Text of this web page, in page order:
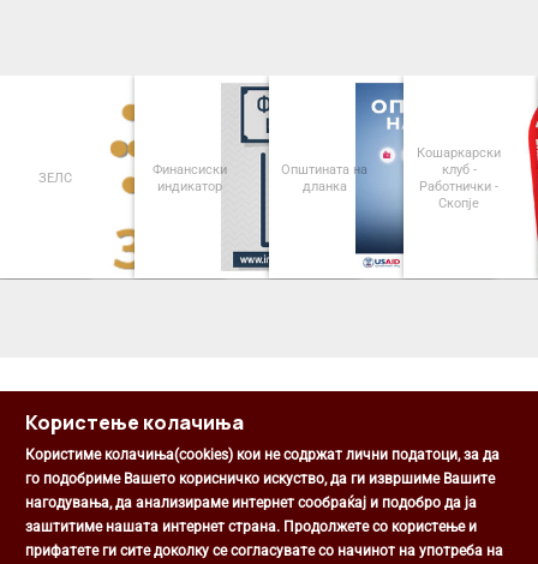
ЗЕЛС
Финансиски
индикатор
Општината на
дланка
Кошаркарски
клуб -
Работнички -
Скопје
Општина Центар
Михаил Цоков бр. 1, Скопје
Користење колачиња
Користиме колачиња(cookies) кои не содржат лични податоци, за да
го подобриме Вашето корисничко искуство, да ги извршиме Вашите
нагодувања, да анализираме интернет сообраќај и подобро да ја
заштитиме нашата интернет страна. Продолжете со користење и
прифатете ги сите доколку се согласувате со начинот на употреба на